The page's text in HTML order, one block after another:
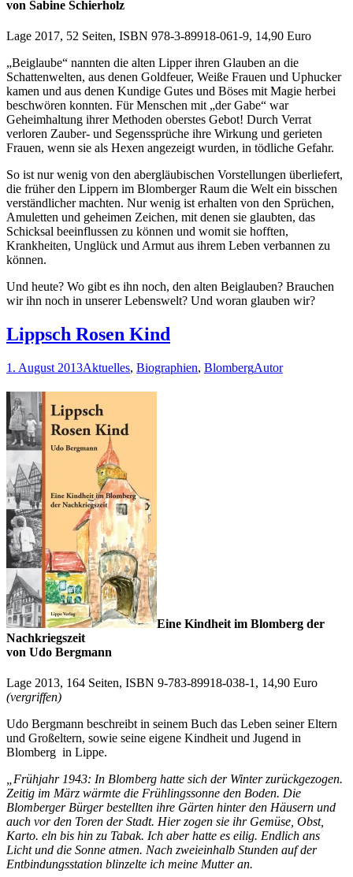
von Sabine Schierholz
Lage 2017, 52 Seiten, ISBN 978-3-89918-061-9, 14,90 Euro
„Beiglaube“ nannten die alten Lipper ihren Glauben an die
Schattenwelten, aus denen Goldfeuer, Weiße Frauen und Uphucker
kamen und aus denen Kundige Gutes und Böses mit Magie herbei
beschwören konnten. Für Menschen mit „der Gabe“ war
Geheimhaltung ihrer Methoden oberstes Gebot! Durch Verrat
verloren Zauber- und Segenssprüche ihre Wirkung und gerieten
Frauen, wenn sie als Hexen angezeigt wurden, in tödliche Gefahr.
So ist nur wenig von den abergläubischen Vorstellungen überliefert,
die früher den Lippern im Blomberger Raum die Welt ein bisschen
verständlicher machten. Nur wenig ist erhalten von den Sprüchen,
Amuletten und geheimen Zeichen, mit denen sie glaubten, das
Schicksal beeinflussen zu können und womit sie hofften,
Krankheiten, Unglück und Armut aus ihrem Leben verbannen zu
können.
Und heute? Wo gibt es ihn noch, den alten Beiglauben? Brauchen
wir ihn noch in unserer Lebenswelt? Und woran glauben wir?
Lippsch Rosen Kind
1. August 2013Aktuelles, Biographien, BlombergAutor
Eine Kindheit im Blomberg der
Nachkriegszeit
von Udo Bergmann
Lage 2013, 164 Seiten, ISBN 9-783-89918-038-1, 14,90 Euro
(vergriffen)
Udo Bergmann beschreibt in seinem Buch das Leben seiner Eltern
und Großeltern, sowie seine eigene Kindheit und Jugend in
Blomberg in Lippe.
„Frühjahr 1943: In Blomberg hatte sich der Winter zurückgezogen.
Zeitig im März wärmte die Frühlingssonne den Boden. Die
Blomberger Bürger bestellten ihre Gärten hinter den Häusern und
auch vor den Toren der Stadt. Hier zogen sie ihr Gemüse, Obst,
Karto. eln bis hin zu Tabak. Ich aber hatte es eilig. Endlich ans
Licht und die Sonne atmen. Nach zweieinhalb Stunden auf der
Entbindungsstation blinzelte ich meine Mutter an.